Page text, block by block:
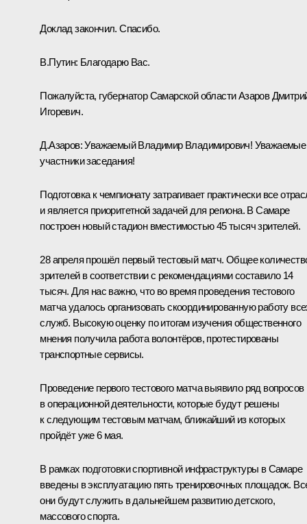
Доклад закончил. Спасибо.
В.Путин: Благодарю Вас.
Пожалуйста, губернатор Самарской области Азаров
Игоревич.
Д.Азаров:Уважаемый Владимир Владимирович! Уважаемые
участники заседания!
Подготовка к чемпионату затрагивает практически все
и является приоритетной задачей для региона. В Самаре
построен новый стадион вместимостью 45 тысяч зрителей.
28 апреля прошёл первый тестовый матч. Общее
зрителей в соответствии с рекомендациями составило 14
тысяч. Для нас важно, что во время проведения тестового
матча удалось организовать скоординированную работу
служб. Высокую оценку по итогам изучения общественного
мнения получила работа волонтёров, протестированы
транспортные сервисы.
Проведение первого тестового матча выявило ряд вопросов
в операционной деятельности, которые будут решены
к следующим тестовым матчам, ближайший из которых
пройдёт уже 6 мая.
В рамках подготовки спортивной инфраструктуры в Самаре
введены в эксплуатацию пять тренировочных площадок.
они будут служить в дальнейшем развитию детского,
массового спорта.